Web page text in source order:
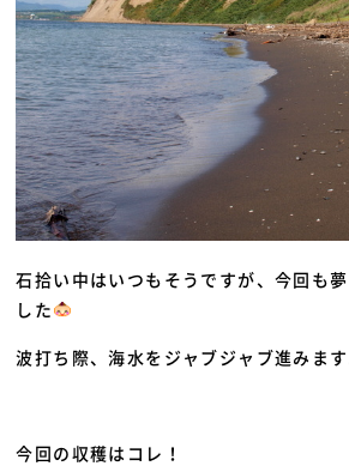
石拾い中はいつもそうですが、今回も
した
波打ち際、海水をジャブジャブ進みます
今回の収穫はコレ！